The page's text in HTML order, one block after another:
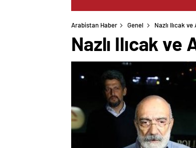
Arabistan Haber Genel Nazlı Ilıcak
Nazlı Ilıcak ve